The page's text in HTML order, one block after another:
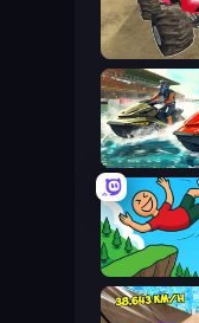
Jetski Race
Crazy Flips 3D